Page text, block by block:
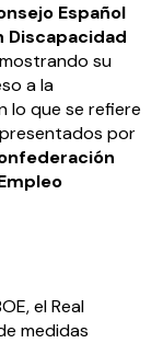
Español
Discapacidad
su
a la
lo que se refiere
por
el Real
medidas